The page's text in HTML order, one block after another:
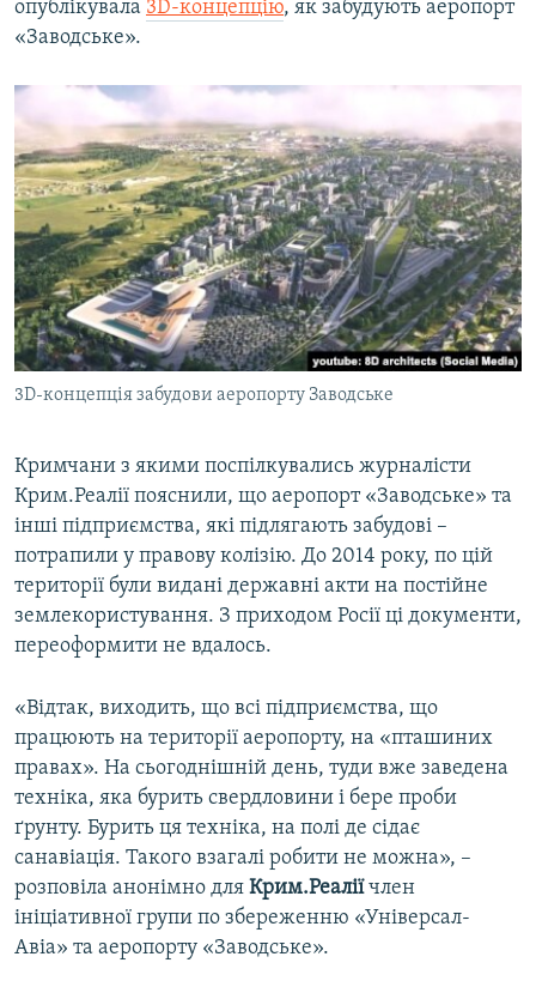
опублікувала 3D-концепцію, як забудують аеропорт
«Заводське».
3D-концепція забудови аеропорту Заводське
Кримчани з якими поспілкувались журналісти
Крим.Реалії пояснили, що аеропорт «Заводське» та
інші підприємства, які підлягають забудові –
потрапили у правову колізію. До 2014 року, по цій
території були видані державні акти на постійне
землекористування. З приходом Росії ці документи,
переоформити не вдалось.
«Відтак, виходить, що всі підприємства, що
працюють на території аеропорту, на «пташиних
правах». На сьогоднішній день, туди вже заведена
техніка, яка бурить свердловини і бере проби
ґрунту. Бурить ця техніка, на полі де сідає
санавіація. Такого взагалі робити не можна», –
розповіла анонімно для Крим.Реаліїчлен
ініціативної групи по збереженню «Універсал-
Авіа» та аеропорту «Заводське».